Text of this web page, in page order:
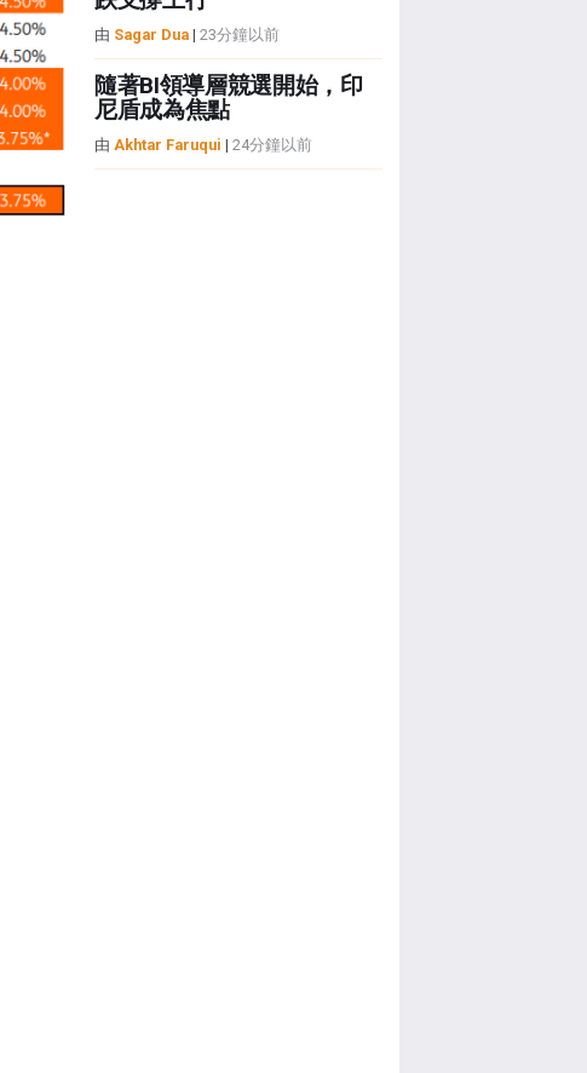
由 Sagar Dua| 23分鐘以前
隨著BI領導層競選開始，印
尼盾成為焦點
由 Akhtar Faruqui | 24分鐘以前